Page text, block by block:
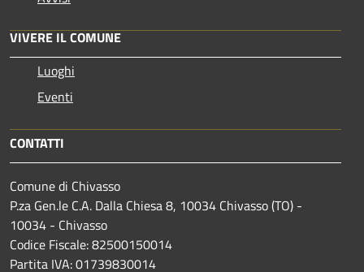
VIVERE IL COMUNE
Luoghi
Eventi
CONTATTI
Comune di Chivasso
P.za Gen.le C.A. Dalla Chiesa 8, 10034 Chivasso (TO) -
10034 - Chivasso
Codice Fiscale: 82500150014
Partita IVA: 01739830014